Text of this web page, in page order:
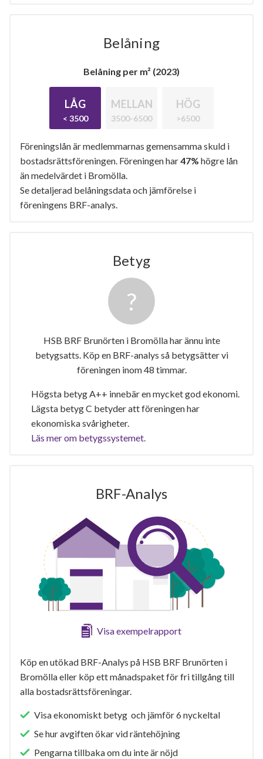
Belåning
Belåning per m² (2023)
LÅG
< 3500
MELLAN
3500-6500
HÖG
>6500
Föreningslån är medlemmarnas gemensamma skuld i
bostadsrättsföreningen. Föreningen har47% högre lån
än medelvärdet i Bromölla.
Se detaljerad belåningsdata och jämförelse i
föreningens BRF-analys.
Betyg
HSB BRF Brunörten i Bromölla har ännu inte
betygsatts. Köp en BRF-analys så betygsätter vi
föreningen inom 48 timmar.
Högsta betyg A++ innebär en mycket god ekonomi.
Lägsta betyg C betyder att föreningen har
ekonomiska svårigheter.
Läs mer om betygssystemet.
BRF-Analys
Visa exempelrapport
Köp en utökad BRF-Analys på HSB BRF Brunörten i
Bromölla eller köp ett månadspaket för fri tillgång till
alla bostadsrättsföreningar.
Visa ekonomiskt betyg och jämför 6 nyckeltal
Se hur avgiften ökar vid räntehöjning
Pengarna tillbaka om du inte är nöjd